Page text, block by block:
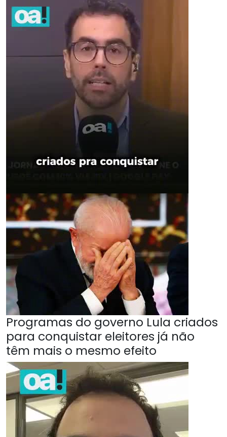
Programas do governo Lula criados
para conquistar eleitores já não
têm mais o mesmo efeito